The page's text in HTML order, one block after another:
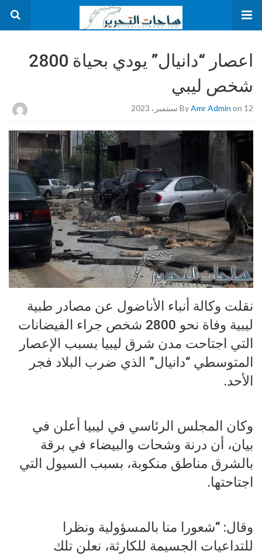
اعصار “دانيال” يودي بحياة 2800
شخص ليبي
ByAmr Admin on 12 سبتمبر، 2023
نقلت وكالة أنباء الأناضول عن مصادر طبية
ليبية وفاة نحو 2800 شخص جراء الفيضانات
التي اجتاحت مدن شرق ليبيا بسبب الإعصار
المتوسطي “دانيال” الذي ضرب البلاد فجر
الأحد.
وكان المجلس الرئاسي في ليبيا أعلن في
بيان، أن درنة وشحات والبيضاء في برقة
بالشرق مناطق منكوبة، بسبب السيول التي
اجتاحتها.
وقال: “شعورا منا بالمسؤولية ونظرا
للتداعيات الجسيمة للكارثة، نعلن تلك